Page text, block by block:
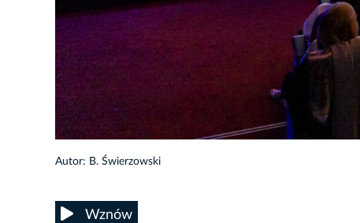
Autor: B. Świerzowski
Wznów